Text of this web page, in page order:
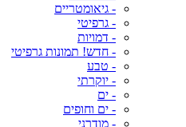
- גיאומטריים
- גרפיטי
- דמויות
- חדש! תמונות גרפיטי
- טבע
- יוקרתי
- ים
- ים וחופים
- מודרני